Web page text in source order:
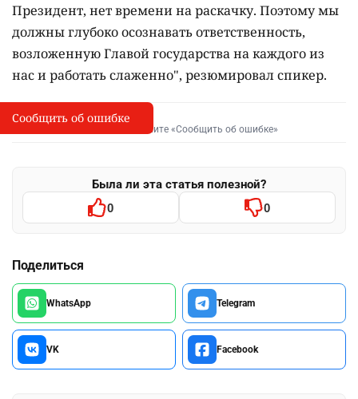
Президент, нет времени на раскачку. Поэтому мы
должны глубоко осознавать ответственность,
возложенную Главой государства на каждого из
нас и работать слаженно", резюмировал спикер.
I
Сообщить об опечатке
Выделите фрагмент и нажмите «Сообщить об ошибке»
Была ли эта статья полезной?
0 0
Поделиться
WhatsApp Telegram
VK Facebook
Сообщить об ошибке